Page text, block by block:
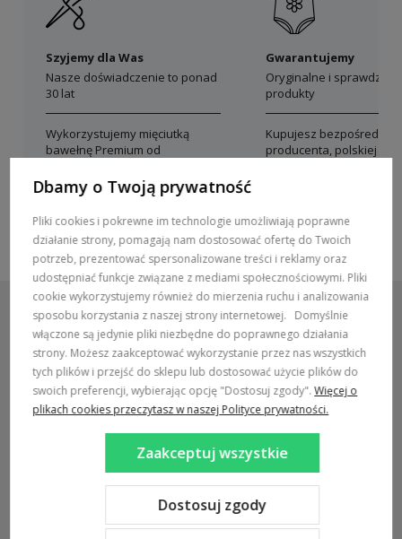
Szyjemy dla Was
Nasze doświadczenie to ponad
30 lat
Wykorzystujemy mięciutką
bawełnę Premium od
Gwarantujemy
Oryginalne i sprawdzone
produkty
Kupujesz bezpośrednio
producenta, polskiej
POMOC / ZAMÓWIENIA
MARKI
POPULARNE KATEGORIE
Dbamy o Twoją prywatność
Pliki cookies i pokrewne im technologie umożliwiają poprawne
działanie strony, pomagają nam dostosować ofertę do Twoich
potrzeb, prezentować spersonalizowane treści i reklamy oraz
udostępniać funkcje związane z mediami społecznościowymi. Pliki
cookie wykorzystujemy również do mierzenia ruchu i analizowania
sposobu korzystania z naszej strony internetowej. Domyślnie
włączone są jedynie pliki niezbędne do poprawnego działania
strony. Możesz zaakceptować wykorzystanie przez nas wszystkich
tych plików i przejść do sklepu lub dostosować użycie plików do
swoich preferencji, wybierając opcję "Dostosuj zgody".Więcej o
plikach cookies przeczytasz w naszej Polityce prywatności.
Dostosuj zgody
Zaakceptuj wszystkie